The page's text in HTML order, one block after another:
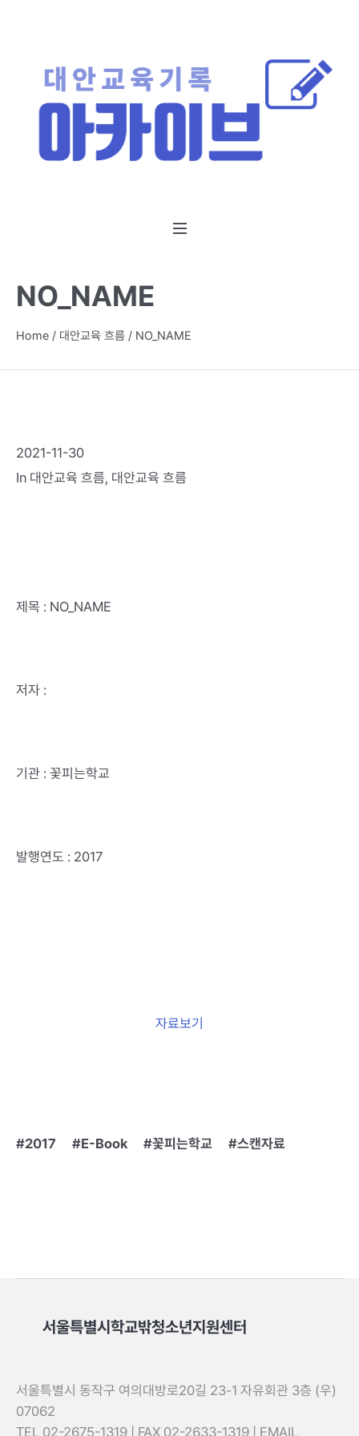
NO_NAME
Home / 대안교육 흐름 / NO_NAME
2021-11-30
In 대안교육 흐름, 대안교육 흐름
제목 : NO_NAME
저자 :
기관 : 꽃피는학교
발행연도 : 2017
자료보기
2017 E-Book 꽃피는학교 스캔자료
서울특별시학교밖청소년지원센터
서울특별시 동작구 여의대방로20길 23-1 자유회관 3층 (우)
07062
TEL 02-2675-1319 | FAX 02-2633-1319 | EMAIL